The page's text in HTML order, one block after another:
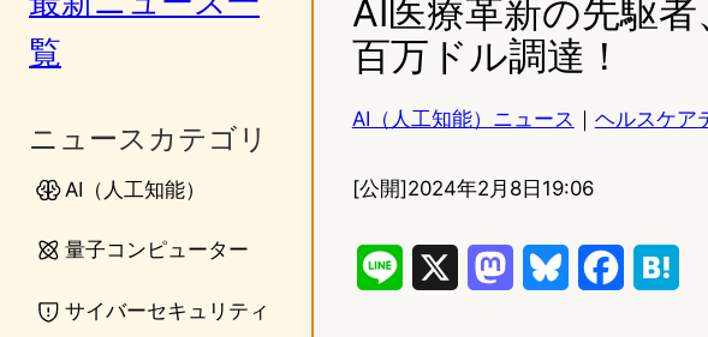
覧
ニュースカテゴリ
AI（人工知能）
量子コンピューター
サイバーセキュリティ
AI医療革新の先駆
百万ドル調達！
AI（人工知能）ニュース ｜ ヘルスケア
[公開]2024年2月8日19:06